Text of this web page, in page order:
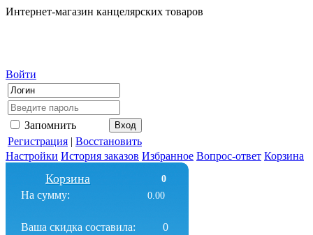
Интернет-магазин канцелярских товаров
Войти
Запомнить
Регистрация | Восстановить
Настройки История заказов Избранное Вопрос-ответ Корзина
Корзина 0
На сумму: 0.00
Ваша скидка составила: 0